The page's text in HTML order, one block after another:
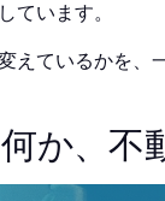
ています。
えているかを
か、不